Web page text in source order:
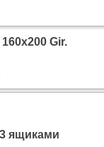
Gir.
ящиками